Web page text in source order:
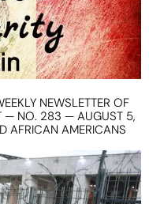
NEWSLETTER OF
— NO. 283 — AUGUST 5,
AFRICAN AMERICANS